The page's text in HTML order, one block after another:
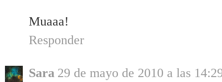
Muaaa!
Responder
Sara 29 de mayo de 2010 a las